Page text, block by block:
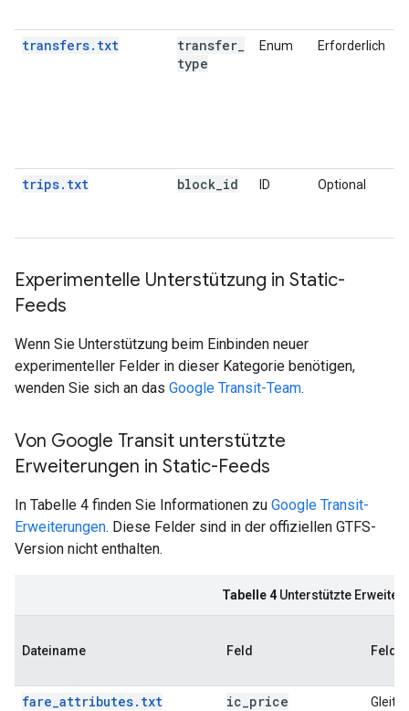
transfers.txt transfer
type
Enum Erforderlich
trips.txt block id ID Optional
Experimentelle Unterstützung in Static-
Feeds
Wenn Sie Unterstützung beim Einbinden neuer
experimenteller Felder in dieser Kategorie benötigen,
wenden Sie sich an das Google Transit-Team.
Von Google Transit unterstützte
Erweiterungen in Static-Feeds
In Tabelle 4 finden Sie Informationen zu Google Transit-
Erweiterungen. Diese Felder sind in der offiziellen GTFS-
Version nicht enthalten.
Tabelle 4 Unterstützte
Dateiname Feld
fare_attributes.txt ic price